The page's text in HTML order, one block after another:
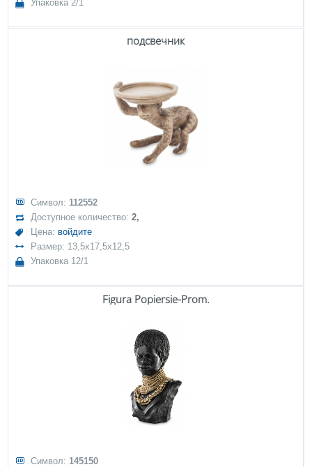
Упаковка 2/1
подсвечник
Символ: 112552
Доступное количество:2,
Цена: войдите
Размер: 13,5x17,5x12,5
Упаковка 12/1
Figura Popiersie-Prom.
Символ: 145150